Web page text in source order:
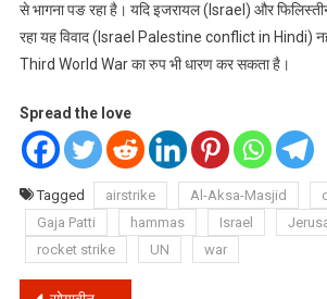
से भागना पङ रहा है। यदि इजरायल (Israel) और
रहा यह विवाद (Israel Palestine conflict in Hindi)
Third World War का रुप भी धारण कर सकता है।
Spread the love
Tagged airstrike Al-Aksa-Masjid
Gaja Patti
hammas Israel
rocket strike
UN war